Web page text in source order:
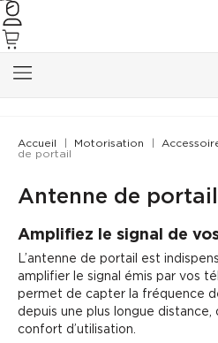
Accueil Motorisation
de portail
Antenne de portail
Amplifiez le signal de
L’antenne de portail est
amplifier le signal émis par vos
permet de capter la fréquence
depuis une plus longue
confort d’utilisation.